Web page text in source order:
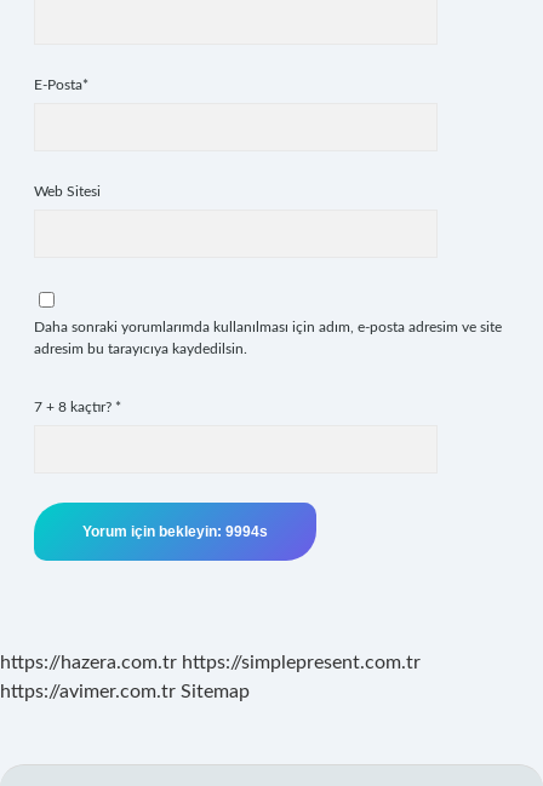
E-Posta*
Web Sitesi
Daha sonraki yorumlarımda kullanılması için adım, e-posta adresim ve site
adresim bu tarayıcıya kaydedilsin.
7 + 8 kaçtır? *
https://hazera.com.tr https://simplepresent.com.tr
https://avimer.com.tr Sitemap